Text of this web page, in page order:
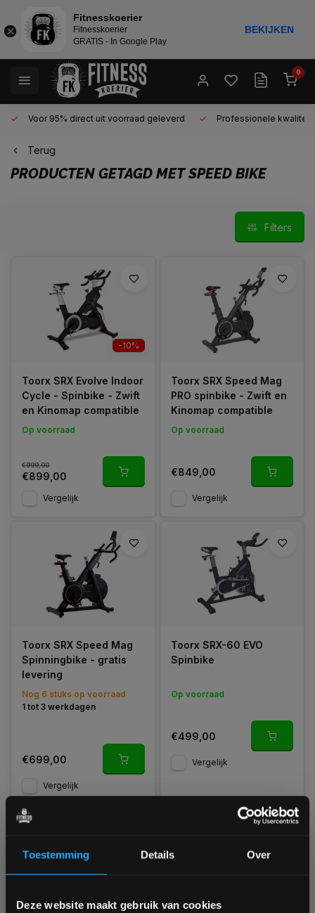
Toestemming Details Over
Deze website maakt gebruik van cookies
0
Voor 95% direct uit voorraad geleverd Professionele kwaliteit
Terug
PRODUCTEN GETAGD MET SPEED BIKE
Filters
-10%
Toorx SRX Evolve Indoor
Cycle - Spinbike - Zwift
en Kinomap compatible
Op voorraad
€999,00
€899,00
Vergelijk
Toorx SRX Speed Mag
PRO spinbike - Zwift en
Kinomap compatible
Op voorraad
€849,00
Vergelijk
Toorx SRX Speed Mag
Spinningbike - gratis
levering
Nog 6 stuks op voorraad
1 tot 3 werkdagen
€699,00
Vergelijk
Toorx SRX-60 EVO
Spinbike
Op voorraad
€499,00
Vergelijk
Bam! 5% korting op je volgende
Fitnesskoerier
Fitnesskoerier
GRATIS - In Google Play
BEKIJKEN